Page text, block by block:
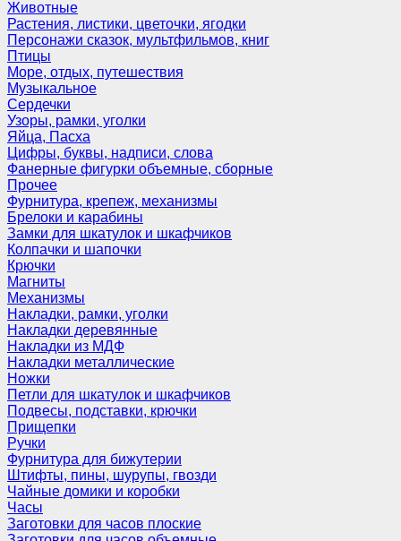
Животные
Растения, листики, цветочки, ягодки
Персонажи сказок, мультфильмов, книг
Птицы
Море, отдых, путешествия
Музыкальное
Сердечки
Узоры, рамки, уголки
Яйца, Пасха
Цифры, буквы, надписи, слова
Фанерные фигурки объемные, сборные
Прочее
Фурнитура, крепеж, механизмы
Брелоки и карабины
Замки для шкатулок и шкафчиков
Колпачки и шапочки
Крючки
Магниты
Механизмы
Накладки, рамки, уголки
Накладки деревянные
Накладки из МДФ
Накладки металлические
Ножки
Петли для шкатулок и шкафчиков
Подвесы, подставки, крючки
Прищепки
Ручки
Фурнитура для бижутерии
Штифты, пины, шурупы, гвозди
Чайные домики и коробки
Часы
Заготовки для часов плоские